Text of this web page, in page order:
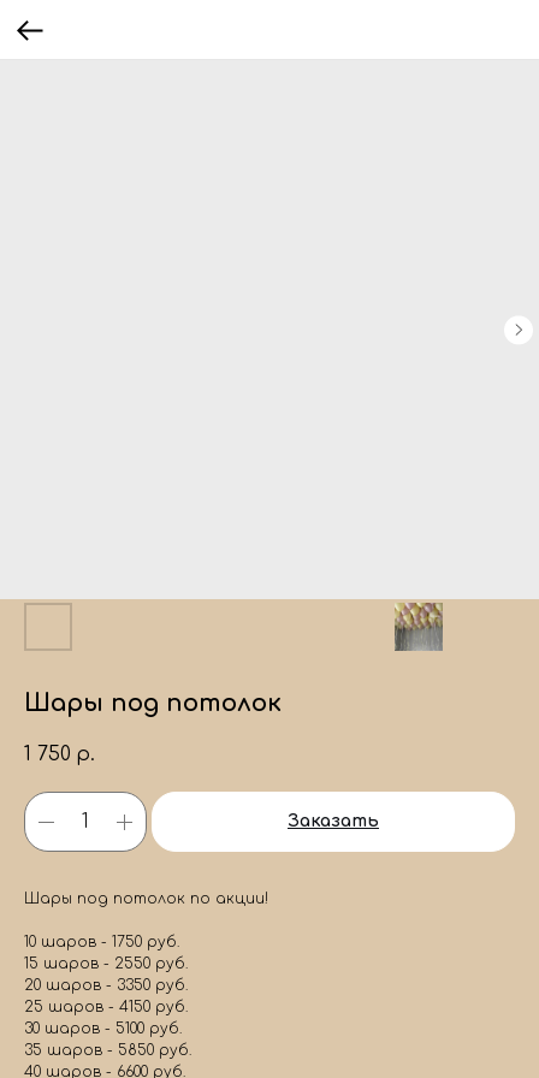
Шары под потолок
1 750 р.
Заказать
Шары под потолок по акции!
10 шаров - 1750 руб.
15 шаров - 2550 руб.
20 шаров - 3350 руб.
25 шаров - 4150 руб.
30 шаров - 5100 руб.
35 шаров - 5850 руб.
40 шаров - 6600 руб.